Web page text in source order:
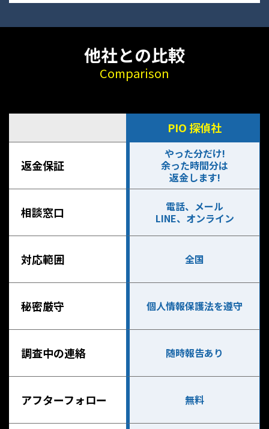
他社との比較
Comparison
PIO 探偵社
返金保証
やった分だけ!
余った時間分は
返金します!
相談窓口
電話、メール
LINE、オンライン
対応範囲 全国
秘密厳守 個人情報保護法を遵守
調査中の連絡 随時報告あり
アフターフォロー 無料